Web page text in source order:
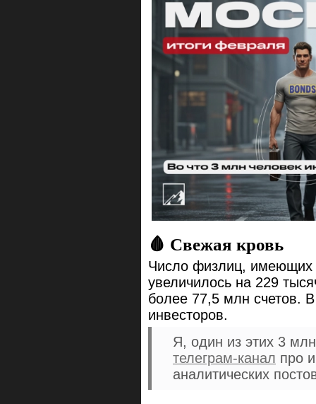
🩸 Свежая кровь
Число физлиц, имеющих
увеличилось на 229
более 77,5 млн счетов.
инвесторов.
Я, один из этих 3
телеграм-канал про
аналитических